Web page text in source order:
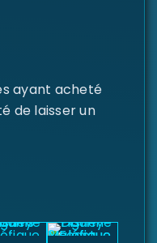
ayant acheté
de laisser un